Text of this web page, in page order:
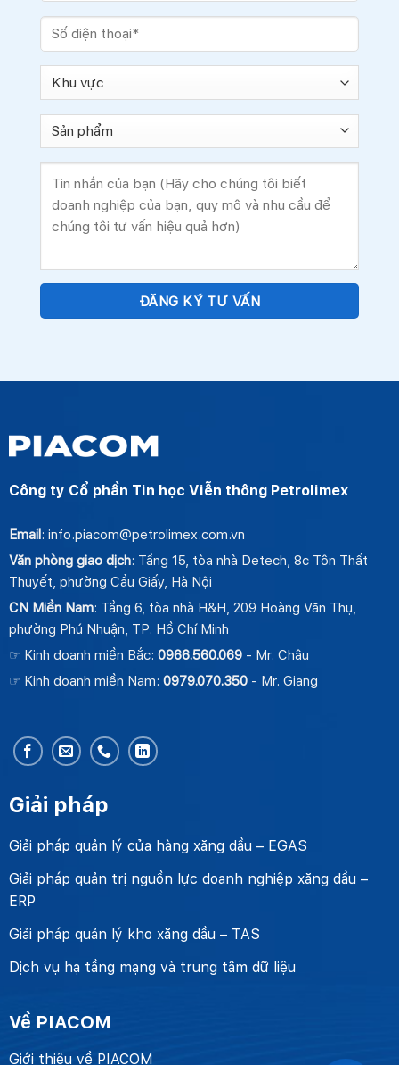
Công ty Cổ phần Tin học Viễn thông Petrolimex
Email : info.piacom@petrolimex.com.vn
Văn phòng giao dịch: Tầng 15, tòa nhà Detech, 8c Tôn Thất
Thuyết, phường Cầu Giấy, Hà Nội
CN Miền Nam: Tầng 6, tòa nhà H&H, 209 Hoàng Văn Thụ,
phường Phú Nhuận, TP. Hồ Chí Minh
☞ Kinh doanh miền Bắc: 0966.560.069- Mr. Châu
☞ Kinh doanh miền Nam: 0979.070.350- Mr. Giang
Giải pháp
Giải pháp quản lý cửa hàng xăng dầu – EGAS
Giải pháp quản trị nguồn lực doanh nghiệp xăng dầu –
ERP
Giải pháp quản lý kho xăng dầu – TAS
Dịch vụ hạ tầng mạng và trung tâm dữ liệu
Về PIACOM
Giới thiệu về PIACOM